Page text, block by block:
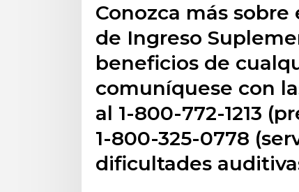
Conozca más
de Ingreso
beneficios de
comuníquese con
al 1-800-772-1213
1-800-325-0778
dificultades